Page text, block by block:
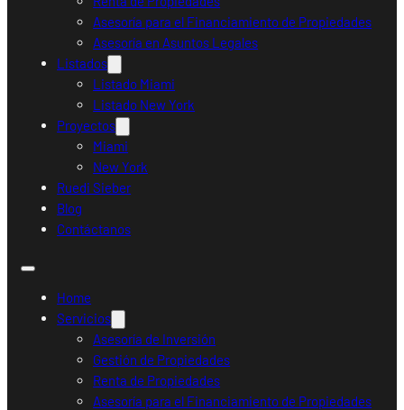
Asesoría para el Financiamiento de Propiedades
Asesoría en Asuntos Legales
Listados
Listado Miami
Listado New York
Proyectos
Miami
New York
Ruedi Sieber
Blog
Contáctanos
Home
Servicios
Asesoría de Inversión
Gestión de Propiedades
Renta de Propiedades
Asesoría para el Financiamiento de Propiedades